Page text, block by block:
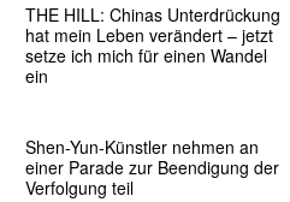
THE HILL: Chinas Unterdrückung
hat mein Leben verändert – jetzt
setze ich mich für einen Wandel
ein
Shen-Yun-Künstler nehmen an
einer Parade zur Beendigung der
Verfolgung teil